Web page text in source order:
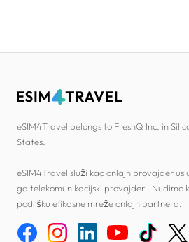
eSIM4Travel belongs to FreshQ Inc. in
States.
eSIM4Travel služi kao onlajn provajder
ga telekomunikacijski provajderi. Nudimo
podršku efikasne mreže onlajn partnera.